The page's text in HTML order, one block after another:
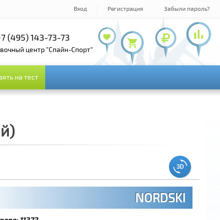
Вход Регистрация Забыли пароль?
(495) 143-73-73 +7 (800) 100-19-72
+7 (495) 978-61-54
центр "Спайн-Спорт"
на тест
на тест
NORDSKI